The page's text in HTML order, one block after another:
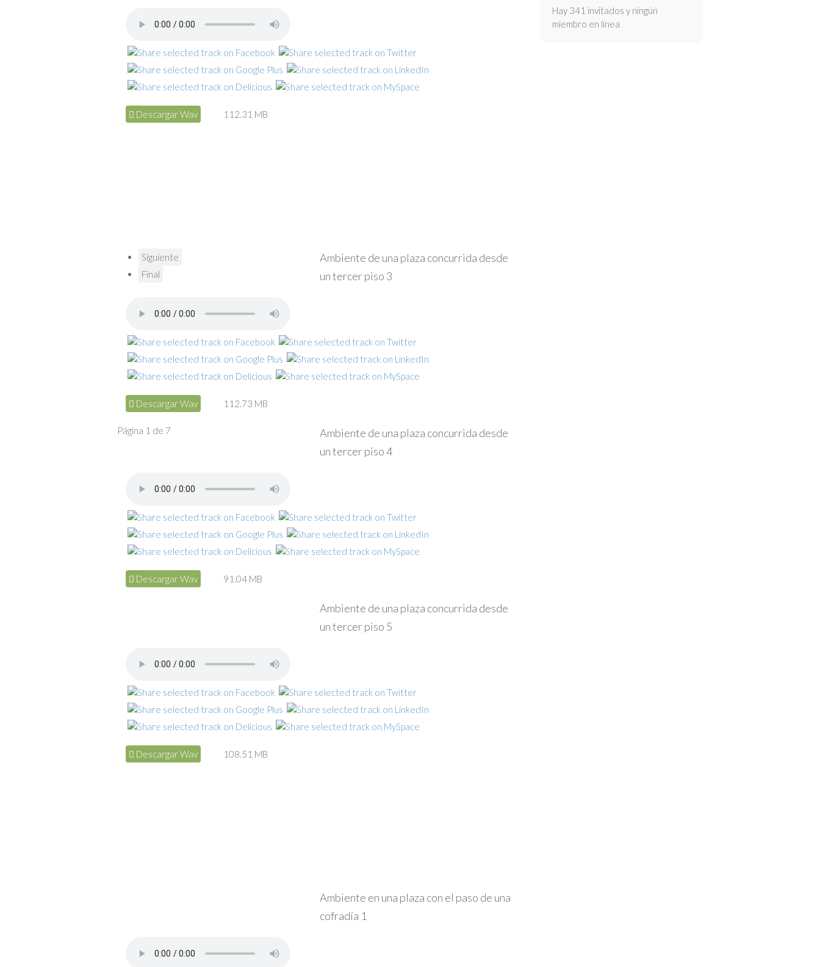
Descargar Wav 112.31 MB
Ambiente de una plaza concurrida desde
un tercer piso 3
Descargar Wav 112.73 MB
Ambiente de una plaza concurrida desde
un tercer piso 4
Descargar Wav 91.04 MB
Ambiente de una plaza concurrida desde
un tercer piso 5
Descargar Wav 108.51 MB
Ambiente en una plaza con el paso de una
cofradía 1
Siguiente
Final
Página 1 de 7
Hay 341 invitados y ningún
miembro en línea